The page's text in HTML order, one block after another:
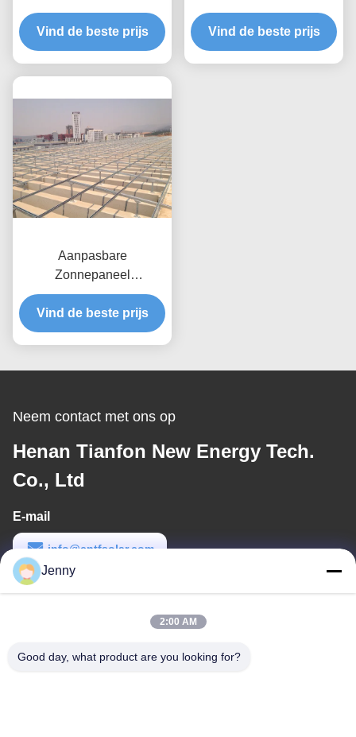
energie-installaties voor
plat dak
Vind de beste prijs
Dakmontage Ontworpen
Daktoepassing
Zonnepaneel
Vind de beste prijs
Aanpasbare
Zonnepaneel
Dakmontagesystemen
Gebaseerd Op
Paneelgrootte Winddruk
Geanodiseerde
Vind de beste prijs
Neem contact met ons op
Henan Tianfon New Energy Tech.
Co., Ltd
E-mail
info@cntfsolar.com
Werktijd
Jenny
2:00 AM
Good day, what product are you looking for?